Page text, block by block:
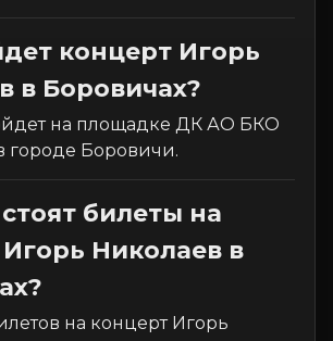
концерт Игорь
в Боровичах?
на площадке ДК АО БКО
городе Боровичи.
билеты на
Николаев в
на концерт Игорь